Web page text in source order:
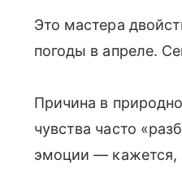
Это мастера
погоды в апреле.
Причина в
чувства часто
эмоции — кажется,